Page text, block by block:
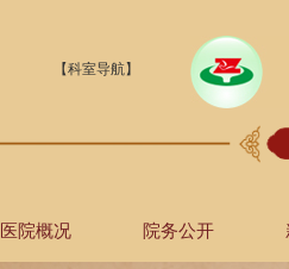
【科室导航】
医院概况 院务公开